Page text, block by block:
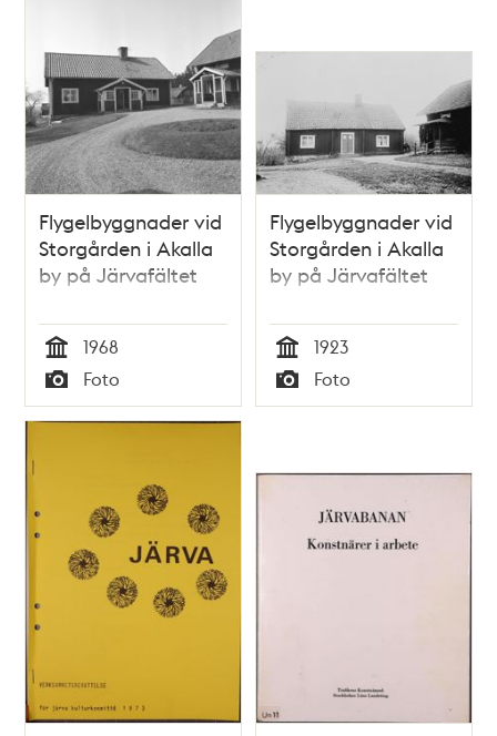
Flygelbyggnader vid
Storgården i Akalla
by på Järvafältet
Tid
1968
Typ
Foto
Flygelbyggnader vid
Storgården i Akalla
by på Järvafältet
Tid
1923
Typ
Foto